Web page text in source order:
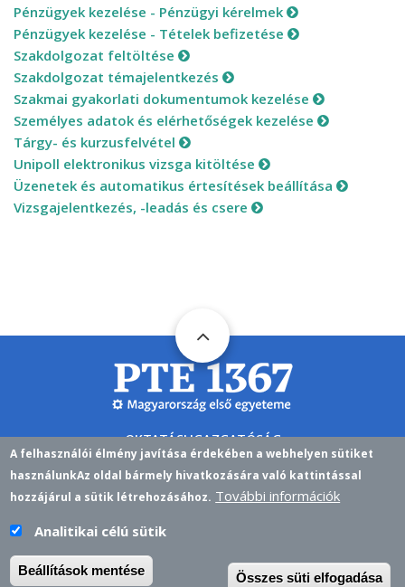
Pénzügyek kezelése - Pénzügyi kérelmek
Pénzügyek kezelése - Tételek befizetése
Szakdolgozat feltöltése
Szakdolgozat témajelentkezés
Szakmai gyakorlati dokumentumok kezelése
Személyes adatok és elérhetőségek kezelése
Tárgy- és kurzusfelvétel
Unipoll elektronikus vizsga kitöltése
Üzenetek és automatikus értesítések beállítása
Vizsgajelentkezés, -leadás és csere
OKTATÁSI IGAZGATÓSÁG
H-7622 PÉCS,VASVÁRI PÁL U. 4.
EMAIL
NEPTUN@PTE.HU
A felhasználói élmény javítása érdekében a webhelyen sütiket
használunkAz oldal bármely hivatkozására való kattintással
hozzájárul a sütik létrehozásához. További információk
Analitikai célú sütik
Beállítások mentése Összes süti elfogadása